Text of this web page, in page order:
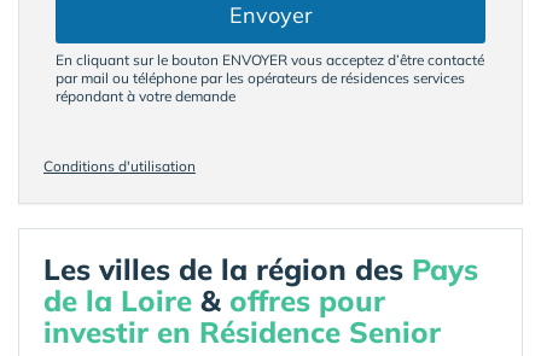
Envoyer
En cliquant sur le bouton ENVOYER vous acceptez d’être contacté
par mail ou téléphone par les opérateurs de résidences services
répondant à votre demande
Conditions d'utilisation
Les villes de la région des Pays
de la Loire & offres pour
investir en Résidence Senior